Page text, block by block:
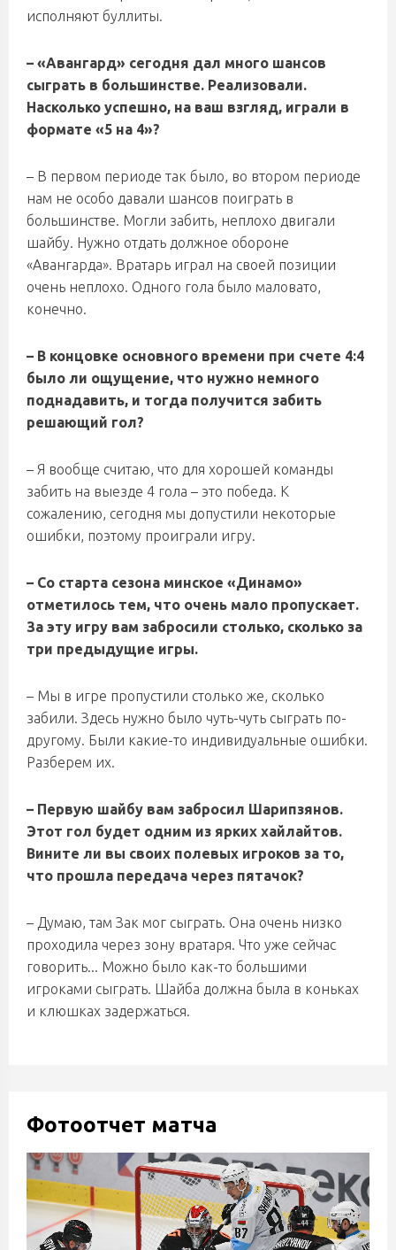
исполняют буллиты.
– «Авангард» сегодня дал много шансов
сыграть в большинстве. Реализовали.
Насколько успешно, на ваш взгляд, играли в
формате «5 на 4»?
– В первом периоде так было, во втором периоде
нам не особо давали шансов поиграть в
большинстве. Могли забить, неплохо двигали
шайбу. Нужно отдать должное обороне
«Авангарда». Вратарь играл на своей позиции
очень неплохо. Одного гола было маловато,
конечно.
– В концовке основного времени при счете 4:4
было ли ощущение, что нужно немного
поднадавить, и тогда получится забить
решающий гол?
– Я вообще считаю, что для хорошей команды
забить на выезде 4 гола – это победа. К
сожалению, сегодня мы допустили некоторые
ошибки, поэтому проиграли игру.
– Со старта сезона минское «Динамо»
отметилось тем, что очень мало пропускает.
За эту игру вам забросили столько, сколько за
три предыдущие игры.
– Мы в игре пропустили столько же, сколько
забили. Здесь нужно было чуть-чуть сыграть по-
другому. Были какие-то индивидуальные ошибки.
Разберем их.
– Первую шайбу вам забросил Шарипзянов.
Этот гол будет одним из ярких хайлайтов.
Вините ли вы своих полевых игроков за то,
что прошла передача через пятачок?
– Думаю, там Зак мог сыграть. Она очень низко
проходила через зону вратаря. Что уже сейчас
говорить... Можно было как-то большими
игроками сыграть. Шайба должна была в коньках
и клюшках задержаться.
Фотоотчет матча